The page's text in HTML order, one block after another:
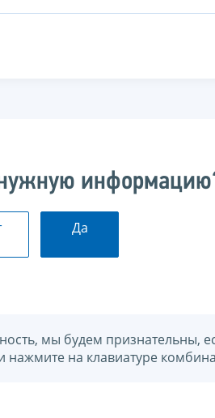
Да
мы будем признательны,
на клавиатуре